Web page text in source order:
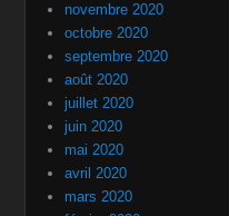
novembre 2020
octobre 2020
septembre 2020
août 2020
juillet 2020
juin 2020
mai 2020
avril 2020
mars 2020